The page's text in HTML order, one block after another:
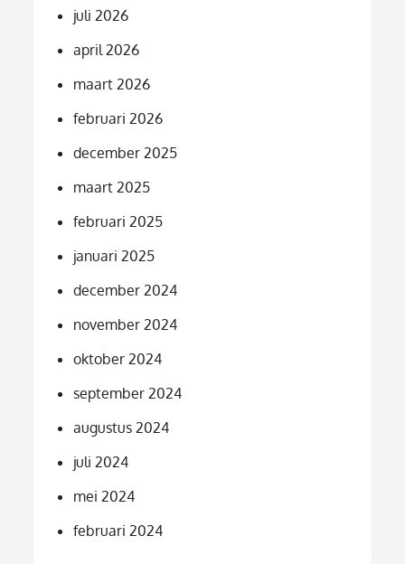
juli 2026
april 2026
maart 2026
februari 2026
december 2025
maart 2025
februari 2025
januari 2025
december 2024
november 2024
oktober 2024
september 2024
augustus 2024
juli 2024
mei 2024
februari 2024